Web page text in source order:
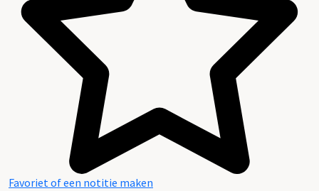
Favoriet of een notitie maken